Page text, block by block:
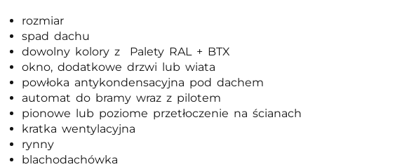
rozmiar
spad dachu
dowolny kolory z Palety RAL + BTX
okno, dodatkowe drzwi lub wiata
powłoka antykondensacyjna pod dachem
automat do bramy wraz z pilotem
pionowe lub poziome przetłoczenie na ścianach
kratka wentylacyjna
rynny
blachodachówka